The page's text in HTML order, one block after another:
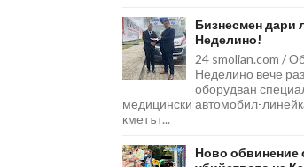
Бизнесмен дари
Неделино!
24 smolian.com /
Неделино вече
оборудван
медицински автомобил-
кметът...
Ново обвинение